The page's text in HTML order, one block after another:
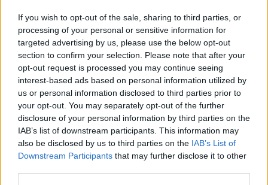
If you wish to opt-out of the sale, sharing to third parties, or
processing of your personal or sensitive information for
targeted advertising by us, please use the below opt-out
section to confirm your selection. Please note that after your
opt-out request is processed you may continue seeing
interest-based ads based on personal information utilized by
us or personal information disclosed to third parties prior to
your opt-out. You may separately opt-out of the further
disclosure of your personal information by third parties on the
IAB’s list of downstream participants. This information may
also be disclosed by us to third parties on the IAB’s List of
Downstream Participants that may further disclose it to other
discese delle montagne della neve, tanto
più moltiplicò la sua magnitudine.
Frasi Sulla Montagna
Frasi Sulla Neve
Di Leonardo da Vinci
Ma io l'ho accolto. A braccia aperte.
Perché la primavera scioglie la neve fiocco
dopo fiocco e forse io ero stato testimone
dello sciogliersi del primo fiocco. Correvo.